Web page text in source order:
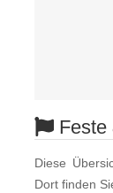
Feste
Diese
Dort finden